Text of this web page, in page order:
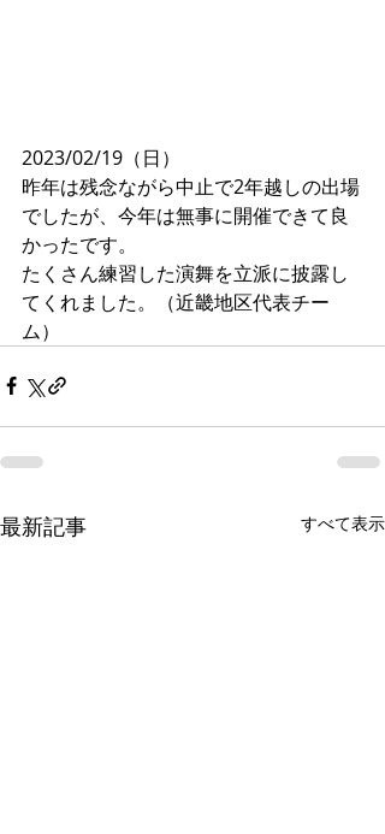
2023/02/19（日）
昨年は残念ながら中止で2年越しの出場
でしたが、今年は無事に開催できて良
かったです。
たくさん練習した演舞を立派に披露し
てくれました。（近畿地区代表チー
ム）
最新記事 すべて表示